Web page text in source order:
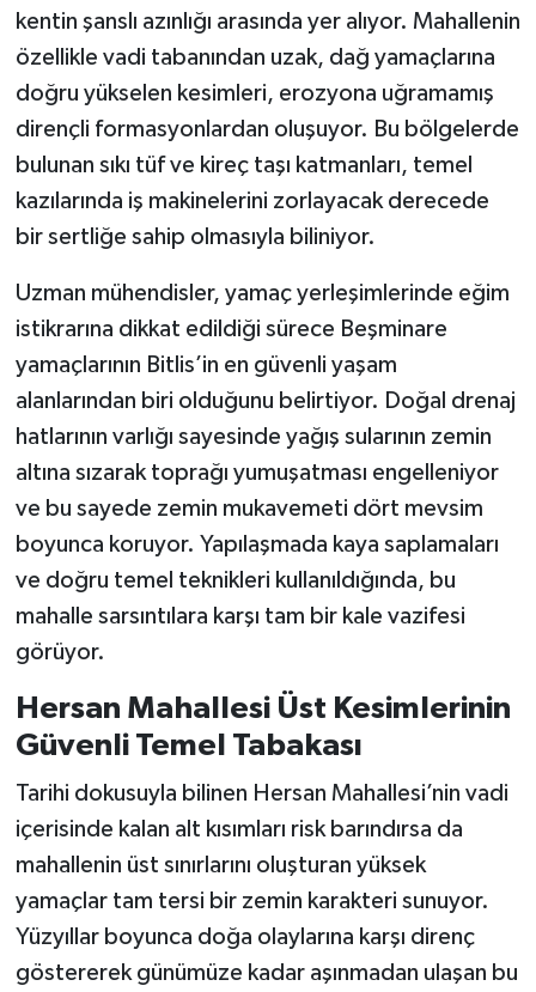
kentin şanslı azınlığı arasında yer alıyor. Mahallenin
özellikle vadi tabanından uzak, dağ yamaçlarına
doğru yükselen kesimleri, erozyona uğramamış
dirençli formasyonlardan oluşuyor. Bu bölgelerde
bulunan sıkı tüf ve kireç taşı katmanları, temel
kazılarında iş makinelerini zorlayacak derecede
bir sertliğe sahip olmasıyla biliniyor.
Uzman mühendisler, yamaç yerleşimlerinde eğim
istikrarına dikkat edildiği sürece Beşminare
yamaçlarının Bitlis’in en güvenli yaşam
alanlarından biri olduğunu belirtiyor. Doğal drenaj
hatlarının varlığı sayesinde yağış sularının zemin
altına sızarak toprağı yumuşatması engelleniyor
ve bu sayede zemin mukavemeti dört mevsim
boyunca koruyor. Yapılaşmada kaya saplamaları
ve doğru temel teknikleri kullanıldığında, bu
mahalle sarsıntılara karşı tam bir kale vazifesi
görüyor.
Hersan Mahallesi Üst Kesimlerinin
Güvenli Temel Tabakası
Tarihi dokusuyla bilinen Hersan Mahallesi’nin vadi
içerisinde kalan alt kısımları risk barındırsa da
mahallenin üst sınırlarını oluşturan yüksek
yamaçlar tam tersi bir zemin karakteri sunuyor.
Yüzyıllar boyunca doğa olaylarına karşı direnç
göstererek günümüze kadar aşınmadan ulaşan bu